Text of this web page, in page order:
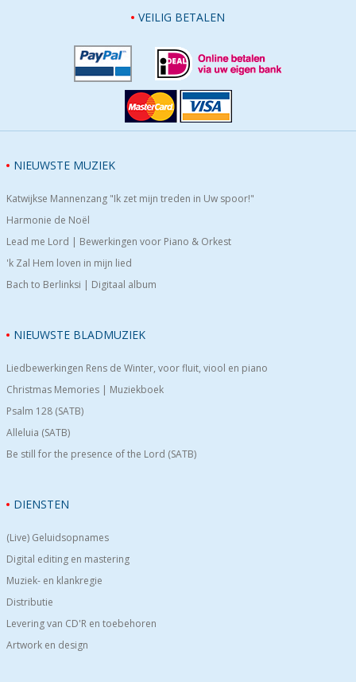
VEILIG BETALEN
NIEUWSTE MUZIEK
Katwijkse Mannenzang "Ik zet mijn treden in Uw spoor!"
Harmonie de Noël
Lead me Lord | Bewerkingen voor Piano & Orkest
'k Zal Hem loven in mijn lied
Bach to Berlinksi | Digitaal album
NIEUWSTE BLADMUZIEK
Liedbewerkingen Rens de Winter, voor fluit, viool en piano
Christmas Memories | Muziekboek
Psalm 128 (SATB)
Alleluia (SATB)
Be still for the presence of the Lord (SATB)
DIENSTEN
(Live) Geluidsopnames
Digital editing en mastering
Muziek- en klankregie
Distributie
Levering van CD'R en toebehoren
Artwork en design